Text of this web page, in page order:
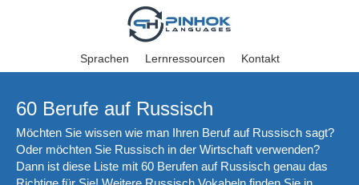
Sprachen Lernressourcen Kontakt
60 Berufe auf Russisch
Möchten Sie wissen wie man Ihren Beruf auf Russisch sagt?
Oder möchten Sie Russisch in der Wirtschaft verwenden?
Dann ist diese Liste mit 60 Berufen auf Russisch genau das